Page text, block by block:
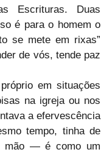
Escrituras. Duas
é para o homem o
se mete em rixas”
de vós, tende paz
em situações
na igreja ou nos
a efervescência
tempo, tinha de
mão — é como um